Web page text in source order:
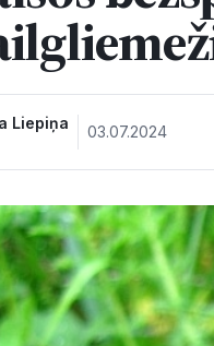
Liepiņa 03.07.2024